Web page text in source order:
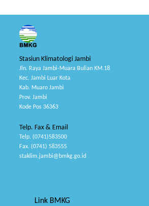
Stasiun Klimatologi Jambi
Jln. Raya Jambi-Muara Bulian KM.18
Kec. Jambi Luar Kota
Kab. Muaro Jambi
Prov. Jambi
Kode Pos 36363
Telp. Fax & Email
Telp. (0741)583500
Fax. (0741) 583555
staklim.jambi@bmkg.go.id
Link BMKG